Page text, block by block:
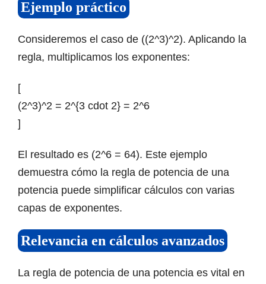
Ejemplo práctico
Consideremos el caso de ((2^3)^2). Aplicando la
regla, multiplicamos los exponentes:
[
(2^3)^2 = 2^{3 cdot 2} = 2^6
]
El resultado es (2^6 = 64). Este ejemplo
demuestra cómo la regla de potencia de una
potencia puede simplificar cálculos con varias
capas de exponentes.
Relevancia en cálculos avanzados
La regla de potencia de una potencia es vital en